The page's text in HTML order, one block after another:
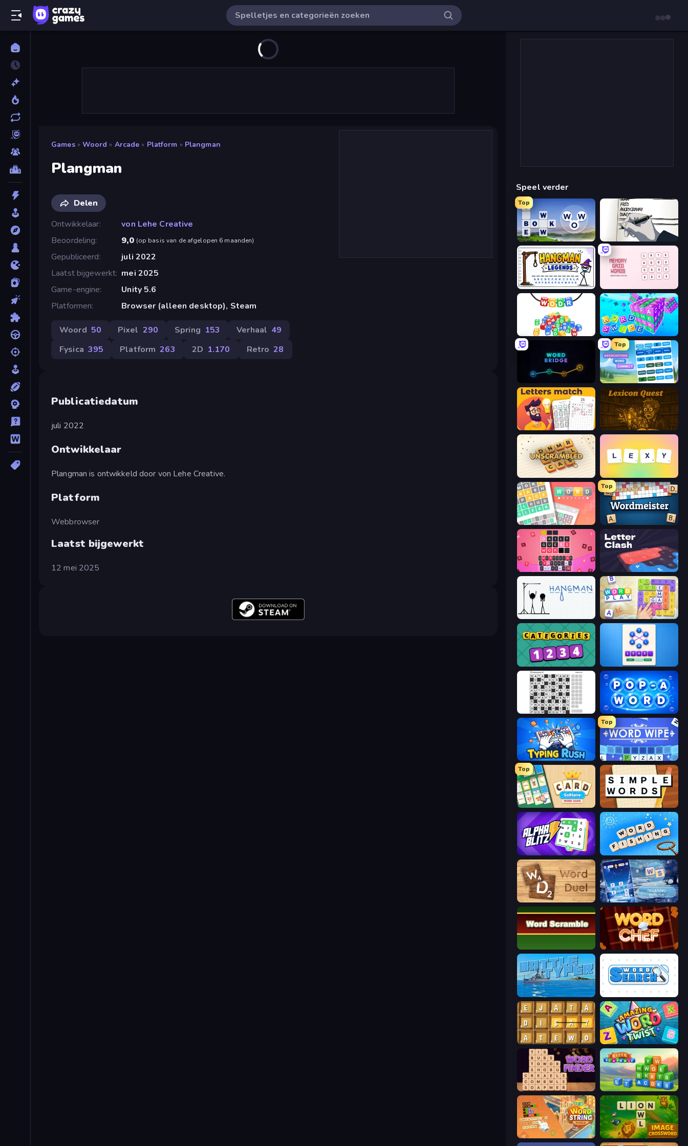
Games » Woord » Arcade » Platform » Plangman
Plangman
Delen
Ontwikkelaar
von Lehe Creative
Beoordeling
9,0 (op basis van de afgelopen 6 maanden)
Gepubliceerd
juli 2022
Laatst bijgewerkt mei 2025
Game-engine
Unity 5.6
Platformen
Browser (alleen desktop), Steam
Woord 50 Pixel 290 Spring 153 Verhaal 49
Fysica 395 Platform 263 2D 1.170 Retro 28
Publicatiedatum
juli 2022
Ontwikkelaar
Plangman is ontwikkeld door von Lehe Creative.
Platform
Webbrowser
Laatst bijgewerkt
12 mei 2025
Speel verder
Top
Words of Wonders Death Note Type
Hangman Legends
WODR Word Swipe
Word Bridge
Top
Associations - Word Connect
Letters Match Lexicon Quest
Unscrambled
Wordler
Top
Wordmeister
Wordling LetterClash
Hangman Word Play
Categories Ahagram
Crossword Pop-a-Word
Typing Rush
Top
Word Wipe
Top
Simple Words
Alphablitz Word Fishing
Word Duel Word Shift
Word Chef
Battle Typer Word Search
Waffle Words Amazing Word Twist
Word Finder Kitty Scramble: Word Stacks
Word String Puzzle Image Crossword